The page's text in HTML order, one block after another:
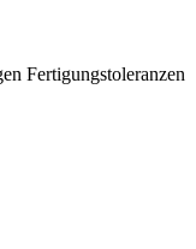
Fertigungstoleranzen